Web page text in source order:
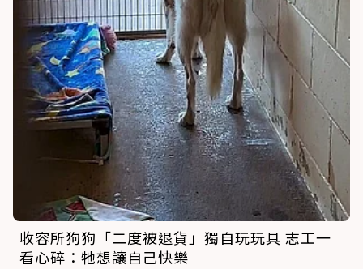
收容所狗狗「二度被退貨」獨自玩玩具 志工一
看心碎：牠想讓自己快樂